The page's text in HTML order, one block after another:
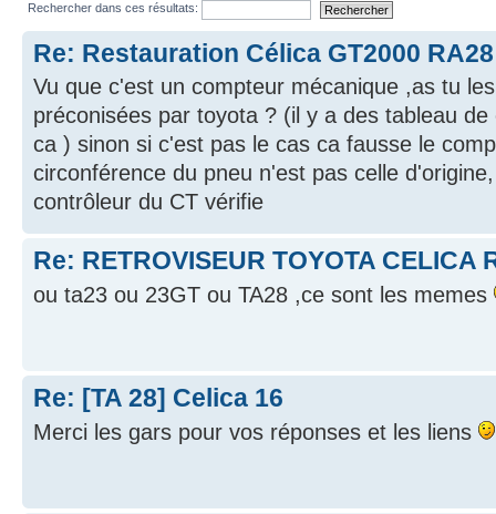
Rechercher dans ces résultats:
Re: Restauration Célica GT2000 RA28
Vu que c'est un compteur mécanique ,as tu
préconisées par toyota ? (il y a des tableau
ca ) sinon si c'est pas le cas ca fausse le
circonférence du pneu n'est pas celle
contrôleur du CT vérifie
Re: RETROVISEUR TOYOTA CELICA
ou ta23 ou 23GT ou TA28 ,ce sont les memes
Re: [TA 28] Celica 16
Merci les gars pour vos réponses et les liens